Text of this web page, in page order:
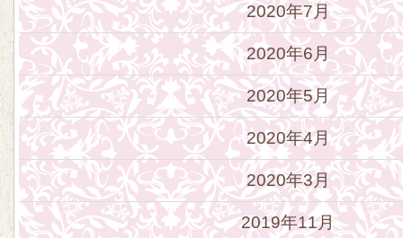
2020年7月
2020年6月
2020年5月
2020年4月
2020年3月
2019年11月